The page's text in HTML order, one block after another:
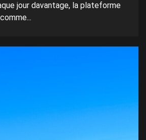
jour davantage, la plateforme